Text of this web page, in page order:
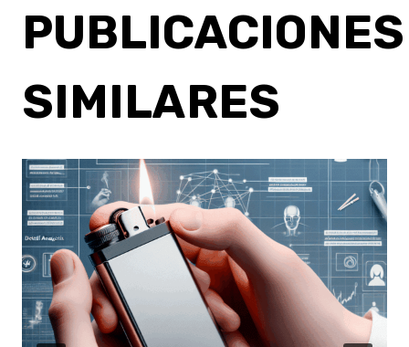
PUBLICACIONES
SIMILARES